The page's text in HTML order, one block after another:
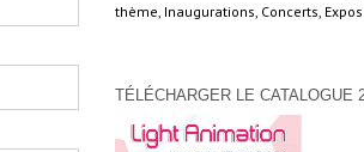
thème, Inaugurations, Concerts,
TÉLÉCHARGER LE CATALOGUE